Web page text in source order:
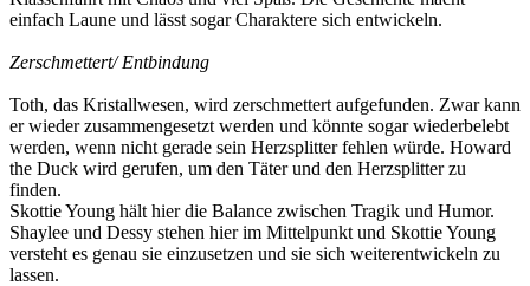
einfach Laune und lässt sogar Charaktere sich entwickeln.
Zerschmettert/ Entbindung
Toth, das Kristallwesen, wird zerschmettert aufgefunden. Zwar kann
er wieder zusammengesetzt werden und könnte sogar wiederbelebt
werden, wenn nicht gerade sein Herzsplitter fehlen würde. Howard
the Duck wird gerufen, um den Täter und den Herzsplitter zu
finden.
Skottie Young hält hier die Balance zwischen Tragik und Humor.
Shaylee und Dessy stehen hier im Mittelpunkt und Skottie Young
versteht es genau sie einzusetzen und sie sich weiterentwickeln zu
lassen.